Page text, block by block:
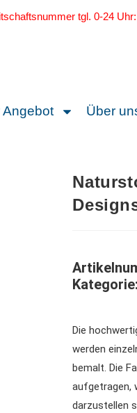
tgl. 0-24
Angebot Über
Kategorie:
Die
werden
bemalt. Die
aufgetragen,
darzustellen